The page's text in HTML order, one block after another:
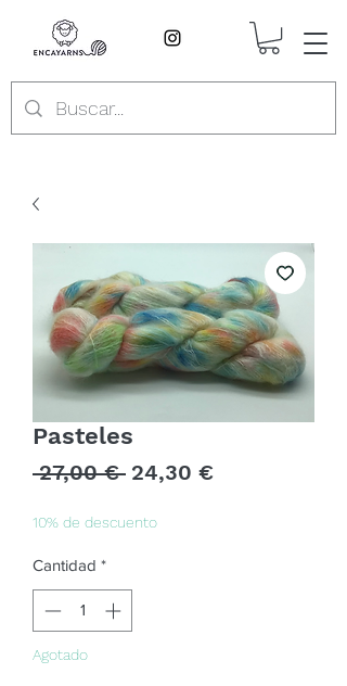
Pasteles
27,00 € Precio
24,30 €Precio
10% de descuento
Cantidad *
Agotado